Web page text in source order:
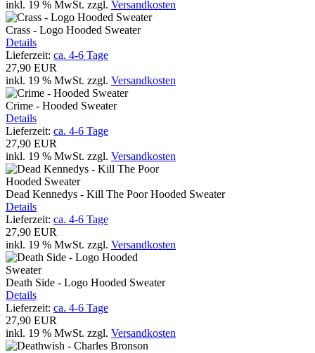
inkl. 19 % MwSt. zzgl. Versandkosten
Crass - Logo Hooded Sweater
Details
Lieferzeit: ca. 4-6 Tage
27,90 EUR
inkl. 19 % MwSt. zzgl. Versandkosten
Crime - Hooded Sweater
Details
Lieferzeit: ca. 4-6 Tage
27,90 EUR
inkl. 19 % MwSt. zzgl. Versandkosten
Dead Kennedys - Kill The Poor Hooded Sweater
Details
Lieferzeit: ca. 4-6 Tage
27,90 EUR
inkl. 19 % MwSt. zzgl. Versandkosten
Death Side - Logo Hooded Sweater
Details
Lieferzeit: ca. 4-6 Tage
27,90 EUR
inkl. 19 % MwSt. zzgl. Versandkosten